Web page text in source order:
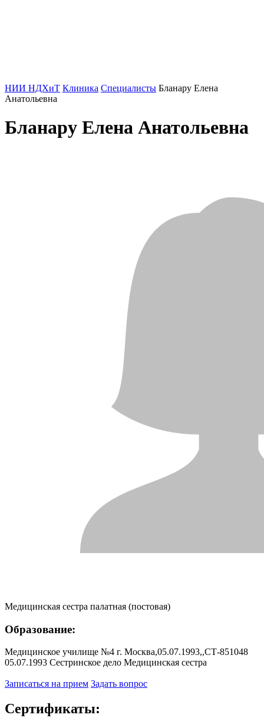
НИИ НДХиТ Клиника Специалисты Бланару Елена
Анатольевна
Бланару Елена Анатольевна
Медицинская сестра палатная (постовая)
Образование:
Медицинское училище №4 г. Москва,05.07.1993,,СТ-851048
05.07.1993 Сестринское дело Медицинская сестра
Записаться на прием Задать вопрос
Сертификаты: